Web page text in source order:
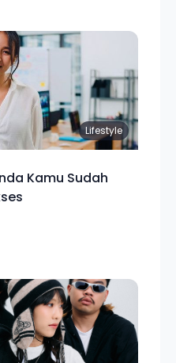
Lifestyle
Kamu Sudah